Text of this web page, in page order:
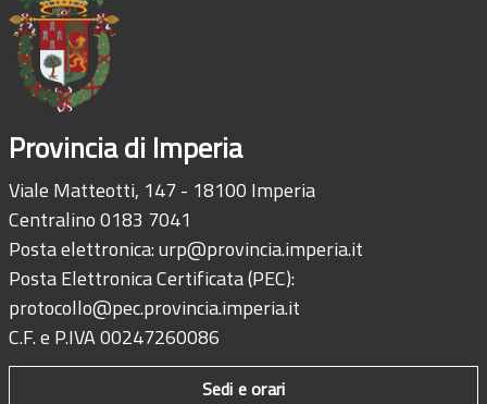
Provincia di Imperia
Viale Matteotti, 147 - 18100 Imperia
Centralino 0183 7041
Posta elettronica:urp@provincia.imperia.it
Posta Elettronica Certificata (PEC):
protocollo@pec.provincia.imperia.it
C.F. e P.IVA 00247260086
Sedi e orari